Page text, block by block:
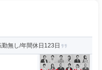
無し/年間休日123日